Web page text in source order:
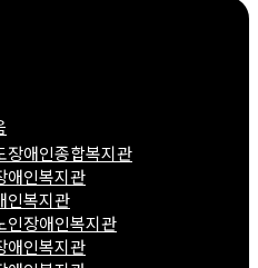
장애인종합복지관
애인복지관
인복지관
인장애인복지관
애인복지관